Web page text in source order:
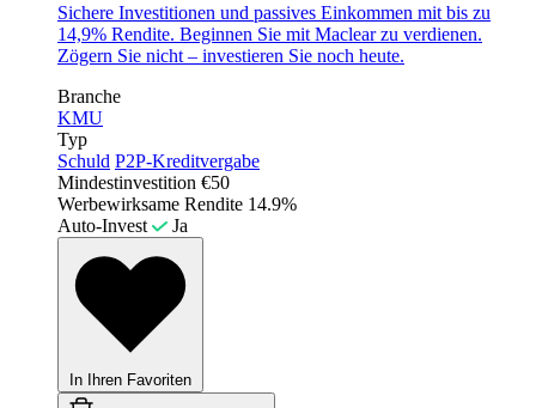
Sichere Investitionen und passives Einkommen mit bis zu
14,9% Rendite. Beginnen Sie mit Maclear zu verdienen.
Zögern Sie nicht – investieren Sie noch heute.
Branche
KMU
Typ
Schuld P2P-Kreditvergabe
Mindestinvestition €50
Werbewirksame Rendite 14.9%
Auto-Invest
Ja
In Ihren Favoriten